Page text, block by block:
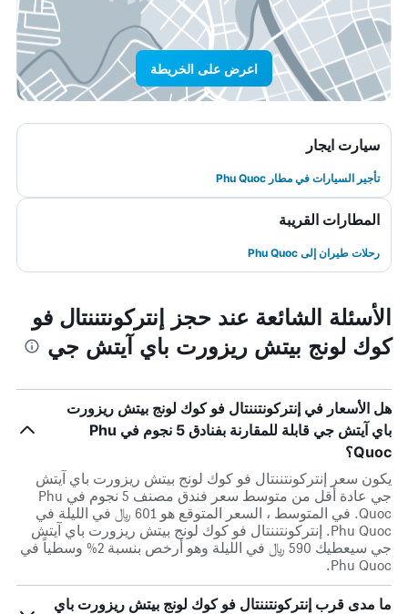
اعرض على الخريطة
سيارت ايجار
تأجير السيارات في مطار Phu Quoc
المطارات القريبة
رحلات طيران إلى Phu Quoc
الأسئلة الشائعة عند حجز إنتركونتننتال فو
كوك لونج بيتش ريزورت باي آيتش جي
هل الأسعار في إنتركونتننتال فو كوك لونج بيتش ريزورت
باي آيتش جي قابلة للمقارنة بفنادق 5 نجوم في Phu
Quoc؟
يكون سعر إنتركونتننتال فو كوك لونج بيتش ريزورت باي آيتش
جي عادة أقل من متوسط ​​سعر فندق مصنف 5 نجوم في Phu
Quoc. في المتوسط ، السعر المتوقع هو 601 ﷼ في الليلة في
Phu Quoc. إنتركونتننتال فو كوك لونج بيتش ريزورت باي آيتش
جي سيعطيك 590 ﷼ في الليلة وهو أرخص بنسبة 2% وسطياً في
Phu Quoc.
ما مدى قرب إنتركونتننتال فو كوك لونج بيتش ريزورت باي